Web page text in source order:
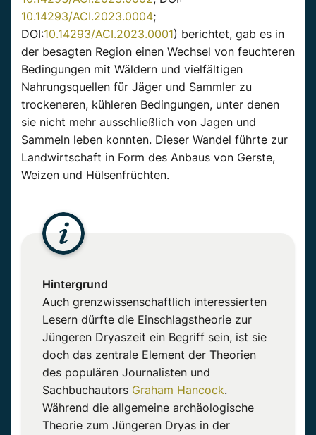
10.14293/ACI.2023.0004;
DOI:10.14293/ACI.2023.0001) berichtet, gab es in
der besagten Region einen Wechsel von feuchteren
Bedingungen mit Wäldern und vielfältigen
Nahrungsquellen für Jäger und Sammler zu
trockeneren, kühleren Bedingungen, unter denen
sie nicht mehr ausschließlich von Jagen und
Sammeln leben konnten. Dieser Wandel führte zur
Landwirtschaft in Form des Anbaus von Gerste,
Weizen und Hülsenfrüchten.
Hintergrund
Auch grenzwissenschaftlich interessierten
Lesern dürfte die Einschlagstheorie zur
Jüngeren Dryaszeit ein Begriff sein, ist sie
doch das zentrale Element der Theorien
des populären Journalisten und
Sachbuchautors Graham Hancock.
Während die allgemeine archäologische
Theorie zum Jüngeren Dryas in der